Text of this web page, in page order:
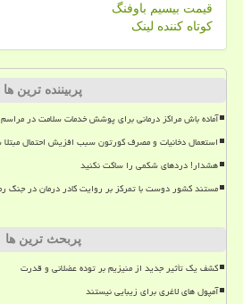
قیمت بیسیم باوفنگ
کوتاه کننده لینک
پربیننده ترین ها
آماده باش مراکز درمانی برای پوشش خدمات سلامت در
استعمال دخانیات و مصرف کورتون سبب افزیش احتمال
هشدار! دردهای شکمی را ساکت نکنید
مستند کشور دوست با تمرکز بر روایت کادر درمان در جنگ
پربحث ترین ها
کشف یک تأثیر جدید از منیزیم بر توده عضلانی و قدرت
آمپول های لاغری برای زیبایی نیستند